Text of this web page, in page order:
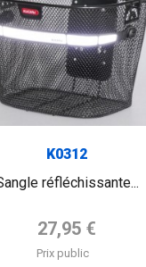
K0312
réfléchissante...
Prix de base
27,95 €
Prix public